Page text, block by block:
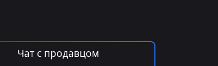
Чат с продавцом